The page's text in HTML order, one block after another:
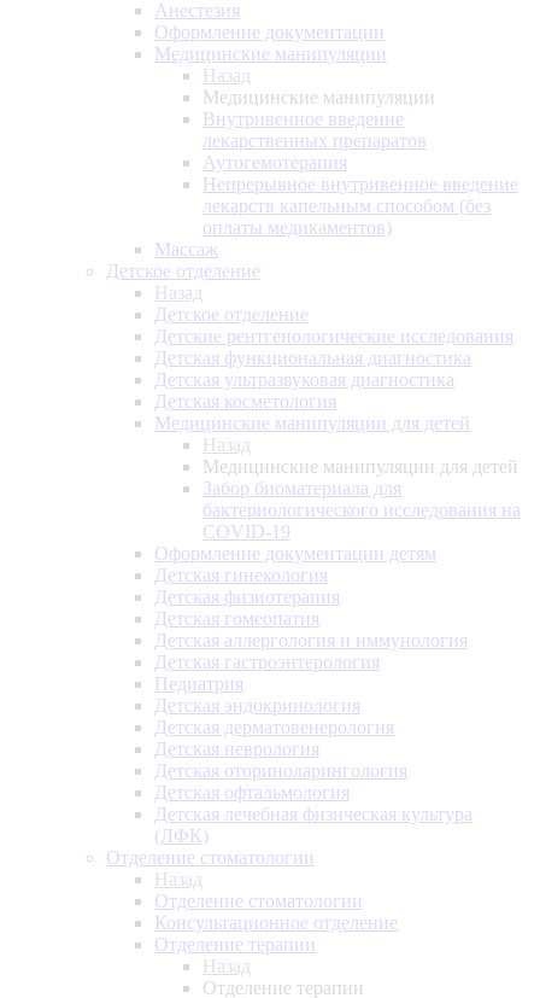
Анестезия
Оформление документации
Медицинские манипуляции
Назад
Медицинские манипуляции
Внутривенное введение
лекарственных препаратов
Аутогемотерапия
Непрерывное внутривенное введение
лекарств капельным способом (без
оплаты медикаментов)
Массаж
Детское отделение
Назад
Детское отделение
Детские рентгенологические исследования
Детская функциональная диагностика
Детская ультразвуковая диагностика
Детская косметология
Медицинские манипуляции для детей
Назад
Медицинские манипуляции для детей
Забор биоматериала для
бактериологического исследования на
COVID-19
Оформление документации детям
Детская гинекология
Детская физиотерапия
Детская гомеопатия
Детская аллергология и иммунология
Детская гастроэнтерология
Педиатрия
Детская эндокринология
Детская дерматовенерология
Детская неврология
Детская оториноларингология
Детская офтальмология
Детская лечебная физическая культура
(ЛФК)
Отделение стоматологии
Назад
Отделение стоматологии
Консультационное отделение
Отделение терапии
Назад
Отделение терапии